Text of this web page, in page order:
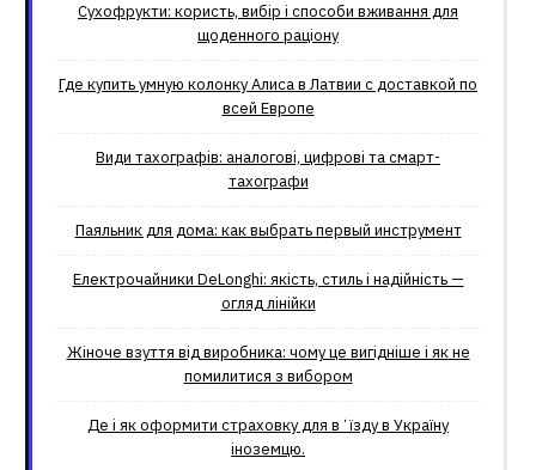
Сухофрукти: користь, вибір і способи вживання для
щоденного раціону
Где купить умную колонку Алиса в Латвии с доставкой по
всей Европе
Види тахографів: аналогові, цифрові та смарт-
тахографи
Паяльник для дома: как выбрать первый инструмент
Електрочайники DeLonghi: якість, стиль і надійність —
огляд лінійки
Жіноче взуття від виробника: чому це вигідніше і як не
помилитися з вибором
Де і як оформити страховку для вʼїзду в Україну
іноземцю.